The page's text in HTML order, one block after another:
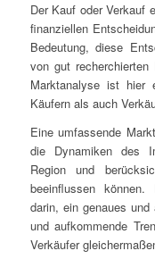
Der Kauf oder Verkauf
finanziellen
Bedeutung, diese
von gut
Marktanalyse ist hier
Käufern als auch
Eine umfassende
die Dynamiken des
Region und
beeinflussen
darin, ein genaues
und aufkommende
Verkäufer